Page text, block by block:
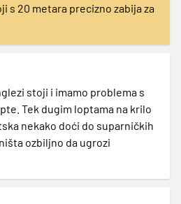
s 20 metara precizno zabija za
stoji i imamo problema s
Tek dugim loptama na krilo
nekako doći do suparničkih
ozbiljno da ugrozi